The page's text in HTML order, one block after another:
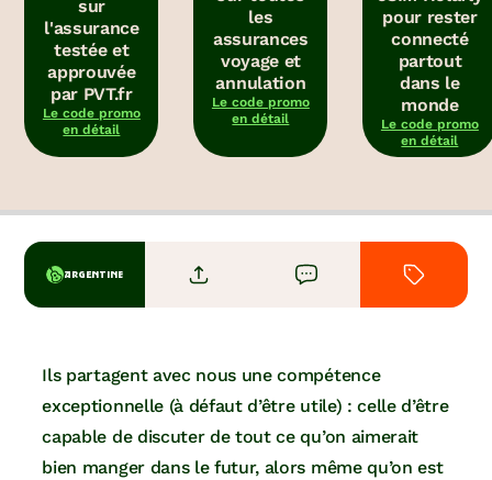
sur
l'assurance
testée et
approuvée
par PVT.fr
Le code promo
en détail
les
assurances
voyage et
annulation
Le code promo
en détail
pour rester
connecté
partout
dans le
monde
Le code promo
en détail
ARGENTINE
Ils partagent avec nous une compétence
exceptionnelle (à défaut d’être utile) : celle d’être
capable de discuter de tout ce qu’on aimerait
bien manger dans le futur, alors même qu’on est